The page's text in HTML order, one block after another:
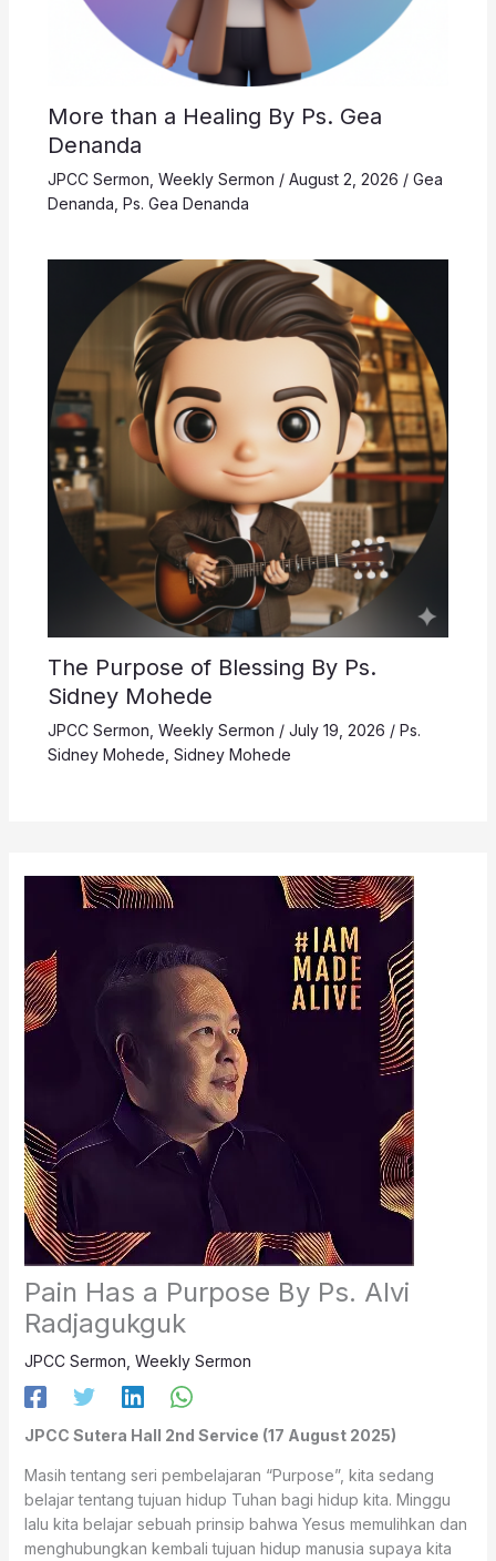
More than a Healing By Ps. Gea
Denanda
JPCC Sermon Weekly Sermon / August 2, 2026 / Gea
Denanda Ps. Gea Denanda
The Purpose of Blessing By Ps.
Sidney Mohede
JPCC Sermon Weekly Sermon / July 19, 2026 / Ps.
Sidney Mohede Sidney Mohede
Pain Has a Purpose By Ps. Alvi
Radjagukguk
JPCC Sermon Weekly Sermon
JPCC Sutera Hall 2nd Service (17 August 2025)
Masih tentang seri pembelajaran “Purpose”, kita sedang
belajar tentang tujuan hidup Tuhan bagi hidup kita. Minggu
lalu kita belajar sebuah prinsip bahwa Yesus memulihkan dan
menghubungkan kembali tujuan hidup manusia supaya kita